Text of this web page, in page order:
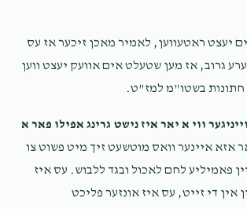
יעצט ראטעווען, לאמיר מאכן זיכער אז עס
גרוב, אז מען שטעלט אים אוועק יעצט ווען
חתונות בשטו"מ למז"ט.
ווי א יאר איז נישט גרינג אפילו פאר א
אזא איינער וואס מוטשעט זיך מיט פשוט צו
פאמיליע לחם לאכול ובגד ללבוש. עס איז
אין די זייט, עס איז אונזער פליכט